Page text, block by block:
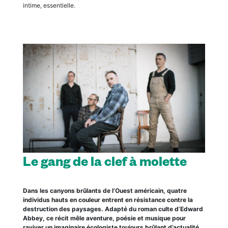
intime, essentielle.
Le gang de la clef à molette
Dans les canyons brûlants de l’Ouest américain, quatre
individus hauts en couleur entrent en résistance contre la
destruction des paysages. Adapté du roman culte d’Edward
Abbey, ce récit mêle aventure, poésie et musique pour